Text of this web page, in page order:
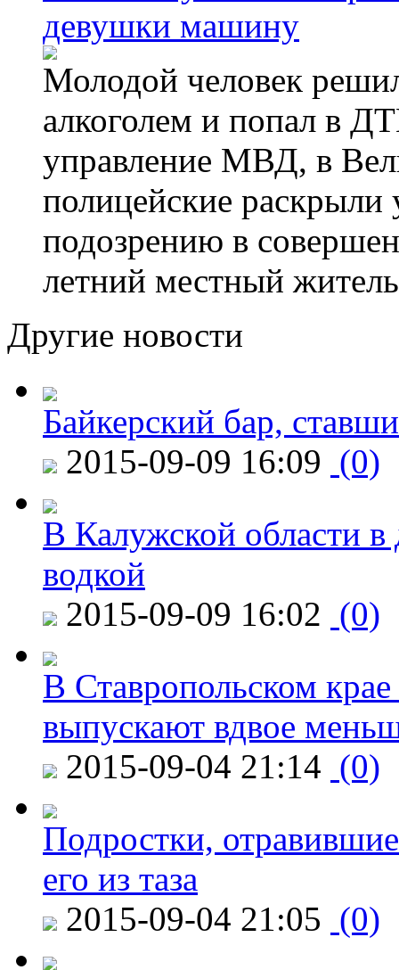
девушки машину
Молодой человек
алкоголем и попал в
управление МВД, в
полицейские
подозрению в
летний местный
Другие новости
Байкерский бар,
2015-09-09 16:09 (0)
В Калужской области в
водкой
2015-09-09 16:02 (0)
В Ставропольском
выпускают вдвое
2015-09-04 21:14 (0)
Подростки,
его из таза
2015-09-04 21:05 (0)